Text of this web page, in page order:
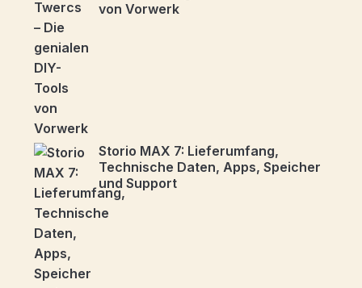
von Vorwerk
Storio MAX 7: Lieferumfang,
Technische Daten, Apps, Speicher
und Support